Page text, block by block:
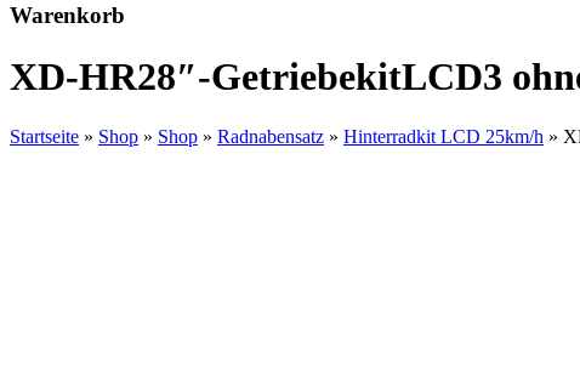
Warenkorb
XD-HR28″-GetriebekitLCD3
Startseite » Shop » Shop » Radnabensatz » Hinterradkit LCD 25km/h »